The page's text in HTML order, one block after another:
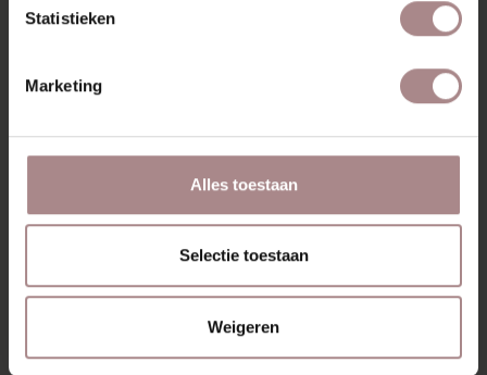
Statistieken
Marketing
Alles toestaan
Selectie toestaan
Weigeren
HOEKBANK JONNE
VANAF € 1.789,00